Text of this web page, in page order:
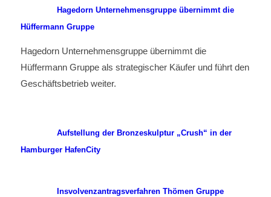
Hagedorn Unternehmensgruppe übernimmt die
Hüffermann Gruppe
Hagedorn Unternehmensgruppe übernimmt die
Hüffermann Gruppe als strategischer Käufer und führt den
Geschäftsbetrieb weiter.
Aufstellung der Bronzeskulptur „Crush“ in der
Hamburger HafenCity
Insvolvenzantragsverfahren Thömen Gruppe